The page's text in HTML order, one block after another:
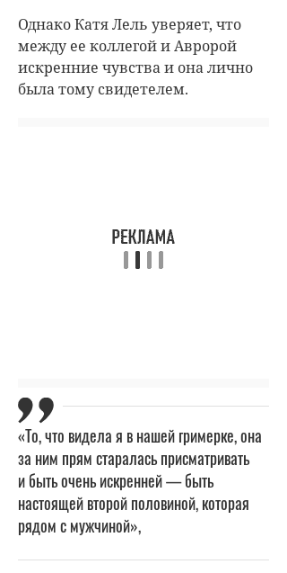
ОднакоКатя Лель уверяет, что
между ее коллегой и Авророй
искренние чувства и она лично
была тому свидетелем.
«То, что видела я в нашей гримерке, она
за ним прям старалась присматривать
и быть очень искренней — быть
настоящей второй половиной, которая
рядом с мужчиной»,